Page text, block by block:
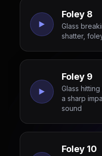
Foley 8
Glass
shatter,
Foley 9
Glass
a sharp
sound
Foley 10